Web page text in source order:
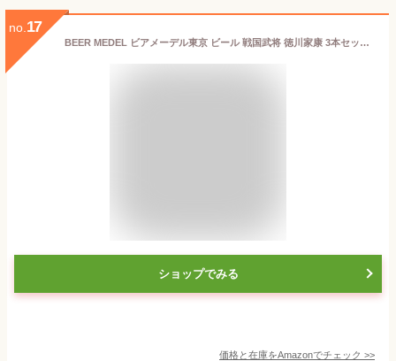
no. 17
BEER MEDEL ビアメーデル東京 ビール 戦国武将 徳川家康 3本セット クラフトビール ビールギフト 贈り物 ギフト 地ビール 東京の地ビール 330ml×3本
ショップでみる
価格と在庫をAmazonでチェック >>